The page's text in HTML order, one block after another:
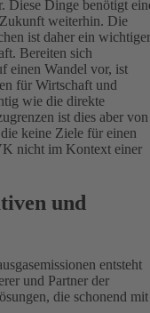
Diese Dinge benötigt
weiterhin. Die
ist daher ein wichtiger
Bereiten sich
einen Wandel vor, ist
für Wirtschaft und
wie die direkte
ist dies aber von
keine Ziele für einen
nicht im Kontext einer
und
entsteht
und Partner der
die schonend mit